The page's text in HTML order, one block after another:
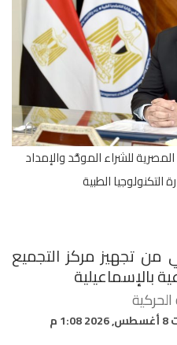
للشراء الموحَّد والإمداد
التكنولوجيا الطبية
من تجهيز مركز التجميع
بالإسماعيلية
م